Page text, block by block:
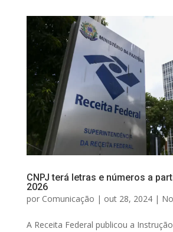
CNPJ terá letras e números a
2026
por Comunicação | out 28, 2024|
A Receita Federal publicou a